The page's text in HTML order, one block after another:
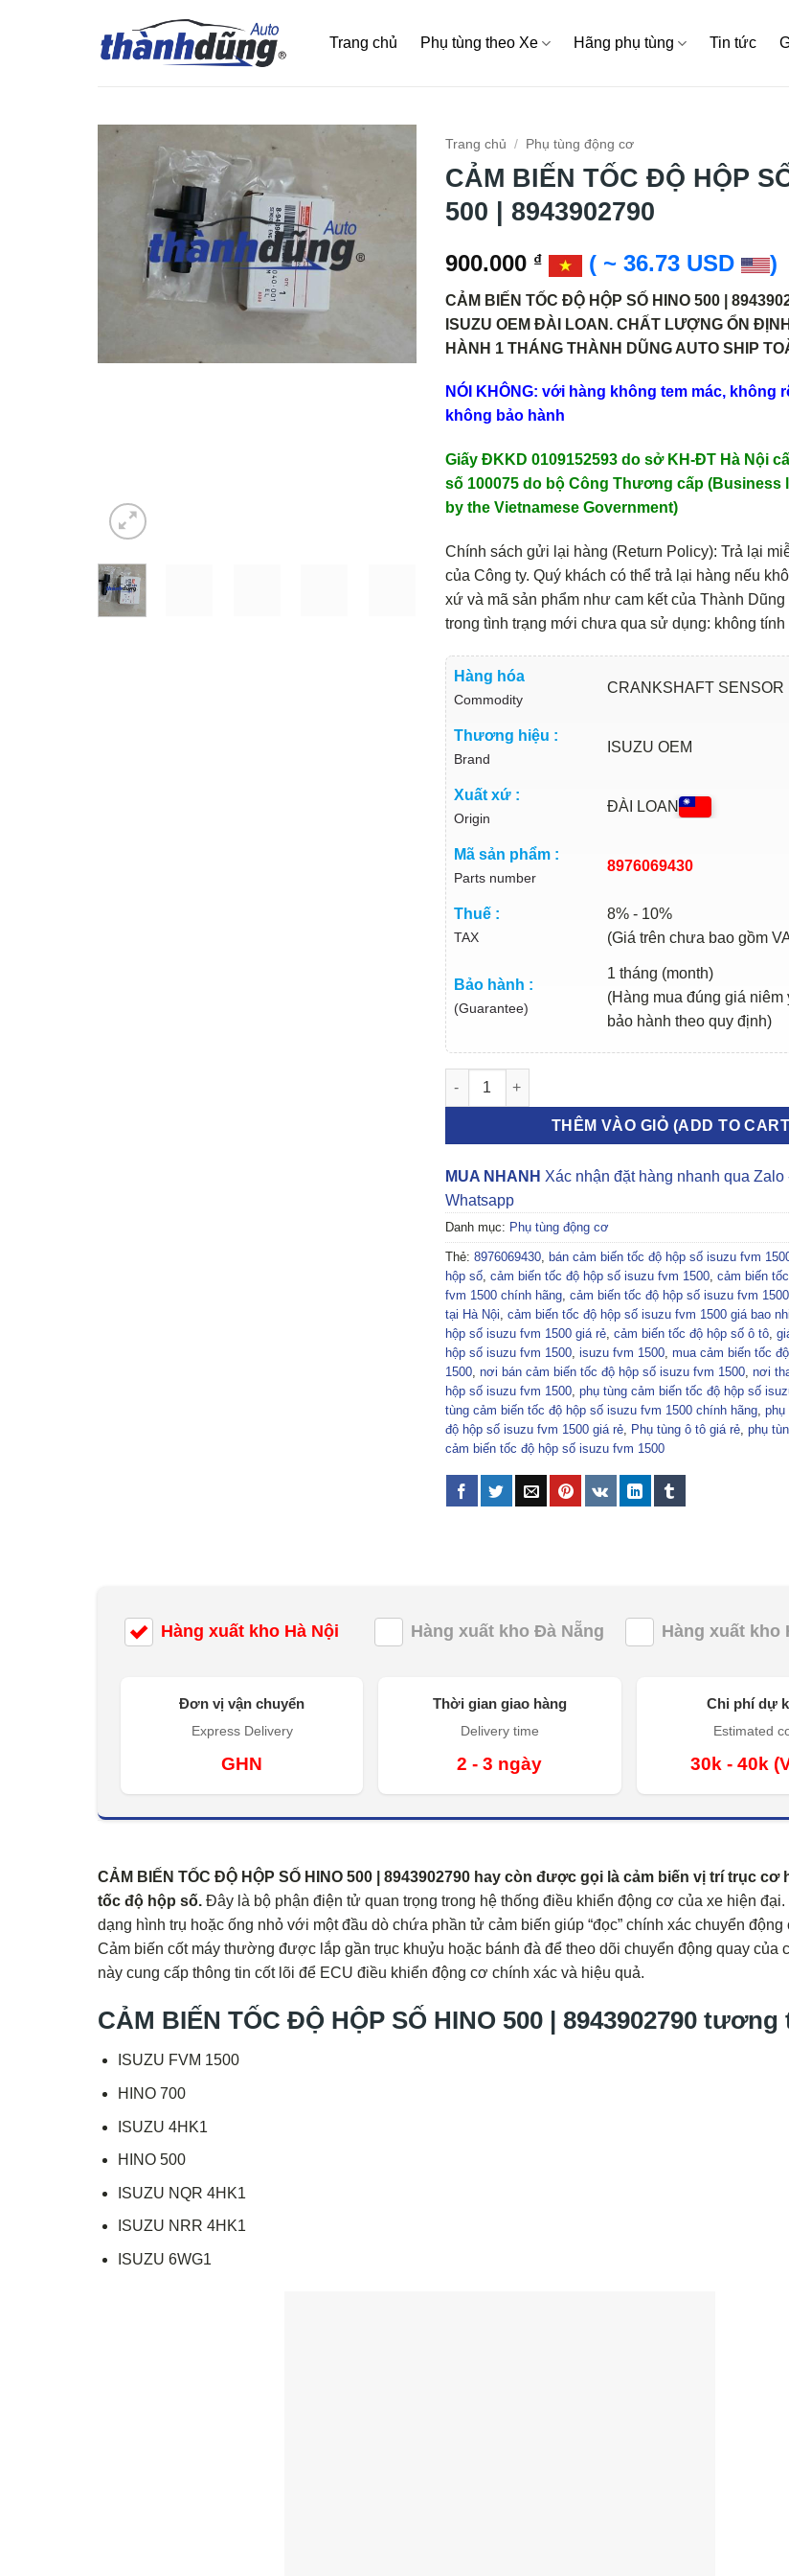
Trang chủ Phụ tùng theo Xe Hãng phụ tùng Tin tức
Trang chủ / Phụ tùng động cơ
CẢM BIẾN TỐC ĐỘ HỘP
500 | 8943902790
900.000 ₫ ( ~ 36.73 USD )
CẢM BIẾN TỐC ĐỘ HỘP SỐ HINO 500 |
ISUZU OEM ĐÀI LOAN. CHẤT LƯỢNG ỔN
HÀNH 1 THÁNG THÀNH DŨNG AUTO SHIP
NÓI KHÔNG: với hàng không tem mác, không
không bảo hành
Giấy ĐKKD 0109152593 do sở KH-ĐT Hà Nội
số 100075 do bộ Công Thương cấp (Business
by the Vietnamese Government)
Chính sách gửi lại hàng (Return Policy): Trả lại
của Công ty. Quý khách có thể trả lại hàng nếu
xứ và mã sản phẩm như cam kết của Thành
trong tình trạng mới chưa qua sử dụng: không tính
Hàng hóa
Commodity
CRANKSHAFT SENSOR
Thương hiệu :
Brand
ISUZU OEM
Xuất xứ :
Origin
ĐÀI LOAN
Mã sản phẩm :
Parts number
8976069430
Thuế :
TAX
8% - 10%
(Giá trên chưa bao gồm
Bảo hành :
(Guarantee)
1 tháng (month)
(Hàng mua đúng giá
bảo hành theo quy định)
CẢM BIẾN TỐC ĐỘ HỘP SỐ HINO 500 | 8943902790
THÊM VÀO GIỎ (ADD TO
MUA NHANH Xác nhận đặt hàng nhanh qua Zalo
Whatsapp
Danh mục: Phụ tùng động cơ
Thẻ: 8976069430, bán cảm biến tốc độ hộp số isuzu fvm
hộp số, cảm biến tốc độ hộp số isuzu fvm 1500, cảm biến
fvm 1500 chính hãng, cảm biến tốc độ hộp số isuzu fvm
tại Hà Nội cảm biến tốc độ hộp số isuzu fvm 1500 giá bao
hộp số isuzu fvm 1500 giá rẻ, cảm biến tốc độ hộp số ô tô,
hộp số isuzu fvm 1500, isuzu fvm 1500, mua cảm biến tốc
1500, nơi bán cảm biến tốc độ hộp số isuzu fvm 1500, nơi
hộp số isuzu fvm 1500, phụ tùng cảm biến tốc độ hộp số
tùng cảm biến tốc độ hộp số isuzu fvm 1500 chính hãng, phụ
độ hộp số isuzu fvm 1500 giá rẻ, Phụ tùng ô tô giá rẻ, phụ
cảm biến tốc độ hộp số isuzu fvm 1500
Hàng xuất kho Hà Nội Hàng xuất kho Đà Nẵng Hàng xuất kho
Đơn vị vận chuyển
Express Delivery
GHN
Thời gian giao hàng
Delivery time
2 - 3 ngày
Chi phí dự
Estimated
30k - 40k
CẢM BIẾN TỐC ĐỘ HỘP SỐ HINO 500 | 8943902790 hay còn được gọi là cảm biến vị trí trục cơ
tốc độ hộp số. Đây là bộ phận điện tử quan trọng trong hệ thống điều khiển động cơ của xe hiện
dạng hình trụ hoặc ống nhỏ với một đầu dò chứa phần tử cảm biến giúp “đọc” chính xác chuyển động
Cảm biến cốt máy thường được lắp gần trục khuỷu hoặc bánh đà để theo dõi chuyển động quay của
này cung cấp thông tin cốt lõi để ECU điều khiển động cơ chính xác và hiệu quả.
CẢM BIẾN TỐC ĐỘ HỘP SỐ HINO 500 | 8943902790
ISUZU FVM 1500
HINO 700
ISUZU 4HK1
HINO 500
ISUZU NQR 4HK1
ISUZU NRR 4HK1
ISUZU 6WG1